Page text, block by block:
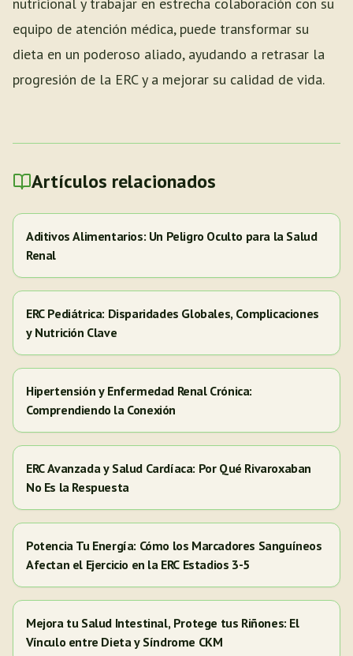
equipo de atención médica, puede transformar su
dieta en un poderoso aliado, ayudando a retrasar la
progresión de la ERC y a mejorar su calidad de vida.
Artículos relacionados
Aditivos Alimentarios: Un Peligro Oculto para la Salud
Renal
ERC Pediátrica: Disparidades Globales, Complicaciones
y Nutrición Clave
Hipertensión y Enfermedad Renal Crónica:
Comprendiendo la Conexión
ERC Avanzada y Salud Cardíaca: Por Qué Rivaroxaban
No Es la Respuesta
Potencia Tu Energía: Cómo los Marcadores Sanguíneos
Afectan el Ejercicio en la ERC Estadios 3-5
Mejora tu Salud Intestinal, Protege tus Riñones: El
Vínculo entre Dieta y Síndrome CKM